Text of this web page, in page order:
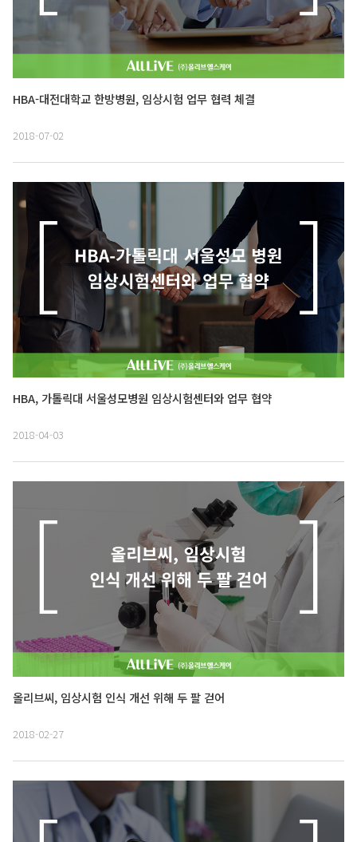
HBA-대전대학교 한방병원, 임상시험 업무 협력 체결
2018-07-02
HBA, 가톨릭대 서울성모병원 임상시험센터와 업무 협약
2018-04-03
올리브씨, 임상시험 인식 개선 위해 두 팔 걷어
2018-02-27